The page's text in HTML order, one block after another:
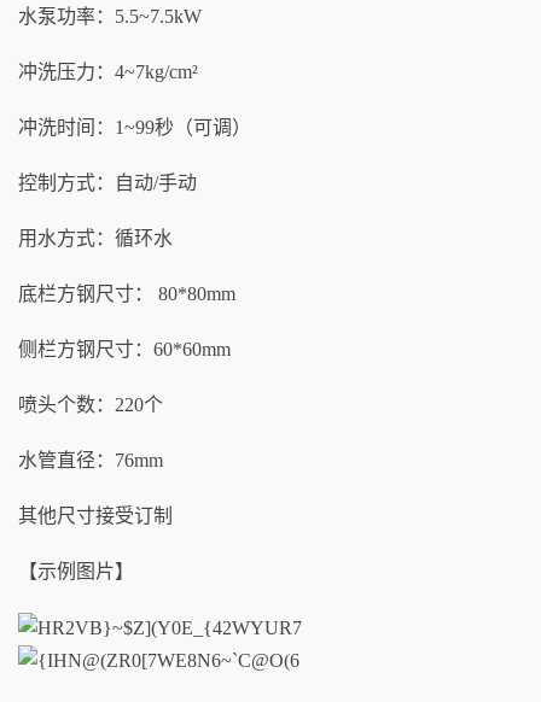
水泵功率：5.5~7.5kW
冲洗压力：4~7kg/cm²
冲洗时间：1~99秒（可调）
控制方式：自动/手动
用水方式：循环水
底栏方钢尺寸： 80*80mm
侧栏方钢尺寸：60*60mm
喷头个数：220个
水管直径：76mm
其他尺寸接受订制
【示例图片】